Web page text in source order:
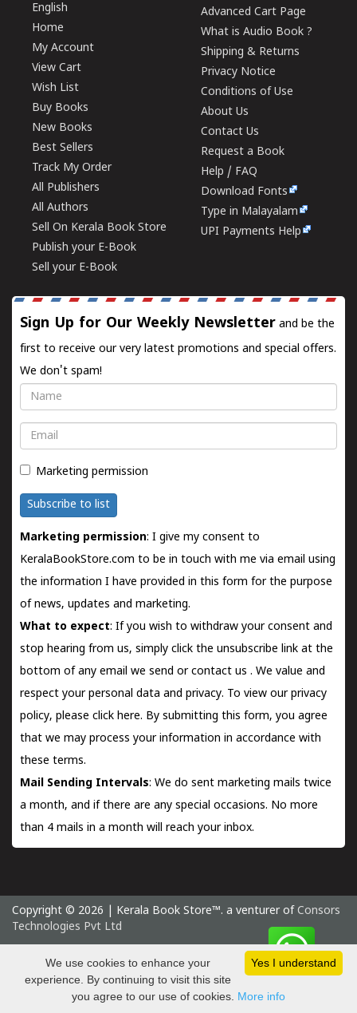
English
Home
My Account
View Cart
Wish List
Buy Books
New Books
Best Sellers
Track My Order
All Publishers
All Authors
Sell On Kerala Book Store
Publish your E-Book
Sell your E-Book
Advanced Cart Page
What is Audio Book ?
Shipping & Returns
Privacy Notice
Conditions of Use
About Us
Contact Us
Request a Book
Help / FAQ
Download Fonts
Type in Malayalam
UPI Payments Help
Sign Up for Our Weekly Newsletter and be the
first to receive our very latest promotions and special offers.
We don't spam!
Name
Email
Marketing permission
Subscribe to list
Marketing permission: I give my consent to
KeralaBookStore.com to be in touch with me via email using
the information I have provided in this form for the purpose
of news, updates and marketing.
What to expect: If you wish to withdraw your consent and
stop hearing from us, simply click the unsubscribe link at the
bottom of any email we send orcontact us . We value and
respect your personal data and privacy. To view our privacy
policy, please click here. By submitting this form, you agree
that we may process your information in accordance with
these terms.
Mail Sending Intervals: We do sent marketing mails twice
a month, and if there are any special occasions. No more
than 4 mails in a month will reach your inbox.
Copyright © 2026 | Kerala Book Store™. a venturer of Consors
Technologies Pvt Ltd
Saturday 8 August, 2026 IST
Yes I understand
We use cookies to enhance your
experience. By continuing to visit this site
you agree to our use of cookies. More info